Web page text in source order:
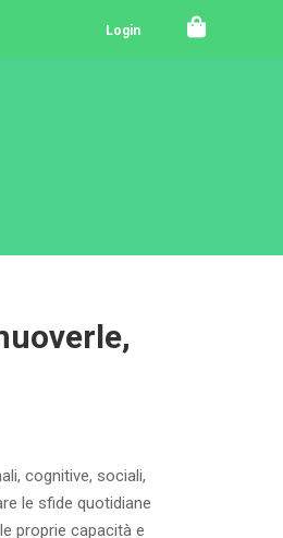
Login
cognitive, sociali,
le sfide quotidiane
proprie capacità e